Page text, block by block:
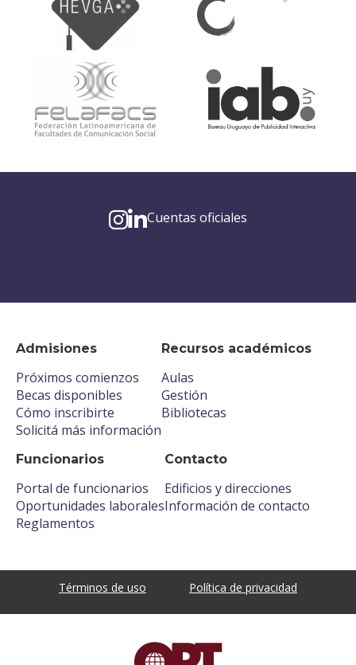
Admisiones
Próximos comienzos
Becas disponibles
Cómo inscribirte
Solicitá más información
Recursos académicos
Aulas
Gestión
Bibliotecas
Funcionarios
Portal de funcionarios
Oportunidades laborales
Reglamentos
Contacto
Edificios y direcciones
Información de contacto
Cuentas oficiales
Términos de uso Política de privacidad